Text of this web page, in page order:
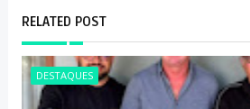
RELATED POST
DESTAQUES